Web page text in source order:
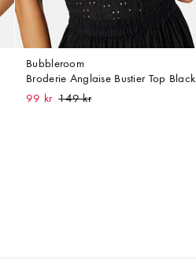
Bubbleroom
Broderie Anglaise Bustier Top Black
99 kr